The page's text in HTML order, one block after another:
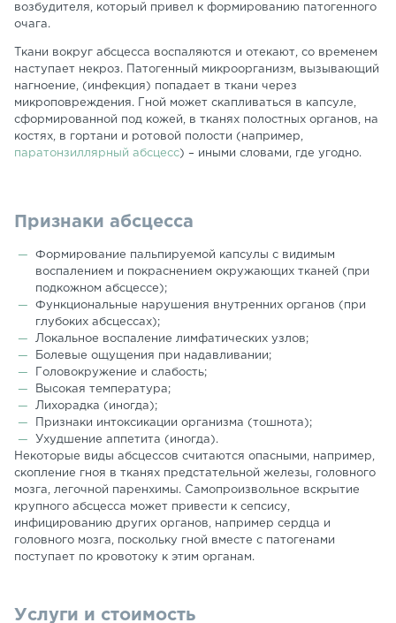
возбудителя, который привел к формированию патогенного
очага.
Ткани вокруг абсцесса воспаляются и отекают, со временем
наступает некроз. Патогенный микроорганизм, вызывающий
нагноение, (инфекция) попадает в ткани через
микроповреждения. Гной может скапливаться в капсуле,
сформированной под кожей, в тканях полостных органов, на
костях, в гортани и ротовой полости (например,
паратонзиллярный абсцесс) – иными словами, где угодно.
Признаки абсцесса
Формирование пальпируемой капсулы с видимым
воспалением и покраснением окружающих тканей (при
подкожном абсцессе);
Функциональные нарушения внутренних органов (при
глубоких абсцессах);
Локальное воспаление лимфатических узлов;
Болевые ощущения при надавливании;
Головокружение и слабость;
Высокая температура;
Лихорадка (иногда);
Признаки интоксикации организма (тошнота);
Ухудшение аппетита (иногда).
Некоторые виды абсцессов считаются опасными, например,
скопление гноя в тканях предстательной железы, головного
мозга, легочной паренхимы. Самопроизвольное вскрытие
крупного абсцесса может привести к сепсису,
инфицированию других органов, например сердца и
головного мозга, поскольку гной вместе с патогенами
поступает по кровотоку к этим органам.
Услуги и стоимость